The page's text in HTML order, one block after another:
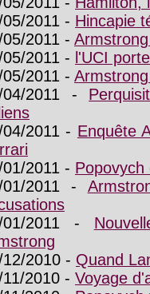
05/2011 - Hincapie
05/2011 -
2011 - l'UCI
2011 -
04/2011 -
04/2011 - Enquête
01/2011 - Popovych
01/2011 -
01/2011 -
12/2010 - Quand
11/2010 - Voyage